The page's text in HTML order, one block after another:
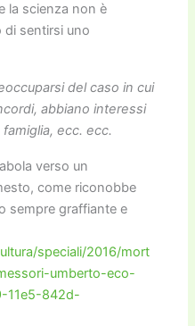
la scienza non è
di sentirsi uno
del caso in cui
abbiano interessi
ecc. ecc.
verso un
come riconobbe
sempre graffiante e
speciali/2016/mort
umberto-eco-
11e5-842d-